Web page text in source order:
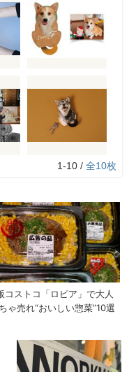
1-10 / 全10枚